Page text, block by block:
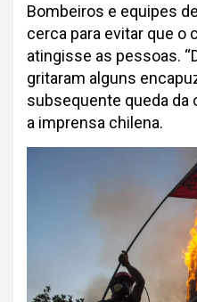
Bombeiros e equipes
cerca para evitar que o
atingisse as pessoas.
gritaram alguns
subsequente queda da
a imprensa chilena.